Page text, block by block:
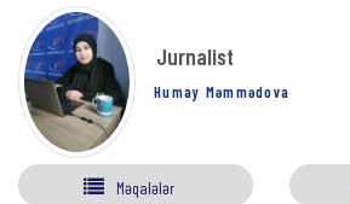
Jurnalist
Humay Məmmədova
Məqalələr